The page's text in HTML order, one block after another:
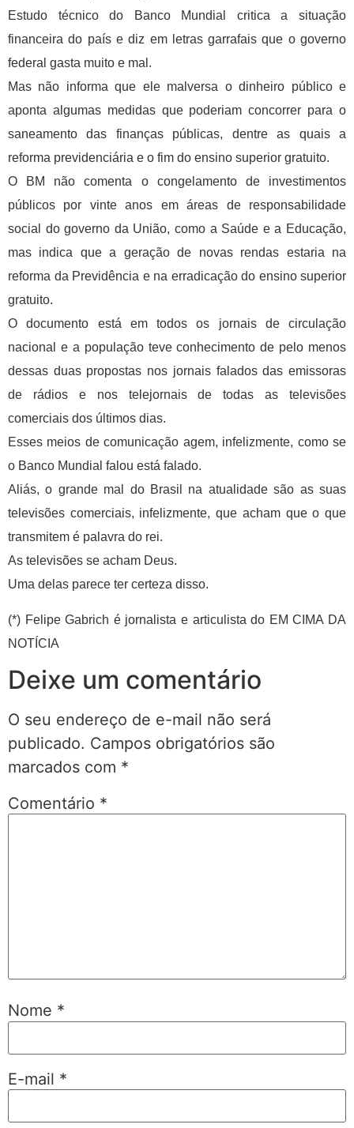
Estudo técnico do Banco Mundial critica a situação
financeira do país e diz em letras garrafais que o governo
federal gasta muito e mal.
Mas não informa que ele malversa o dinheiro público e
aponta algumas medidas que poderiam concorrer para o
saneamento das finanças públicas, dentre as quais a
reforma previdenciária e o fim do ensino superior gratuito.
O BM não comenta o congelamento de investimentos
públicos por vinte anos em áreas de responsabilidade
social do governo da União, como a Saúde e a Educação,
mas indica que a geração de novas rendas estaria na
reforma da Previdência e na erradicação do ensino superior
gratuito.
O documento está em todos os jornais de circulação
nacional e a população teve conhecimento de pelo menos
dessas duas propostas nos jornais falados das emissoras
de rádios e nos telejornais de todas as televisões
comerciais dos últimos dias.
Esses meios de comunicação agem, infelizmente, como se
o Banco Mundial falou está falado.
Aliás, o grande mal do Brasil na atualidade são as suas
televisões comerciais, infelizmente, que acham que o que
transmitem é palavra do rei.
As televisões se acham Deus.
Uma delas parece ter certeza disso.
(*) Felipe Gabrich é jornalista e articulista do EM CIMA DA
NOTÍCIA
Deixe um comentário
O seu endereço de e-mail não será
publicado. Campos obrigatórios são
marcados com *
Comentário *
Nome *
E-mail *